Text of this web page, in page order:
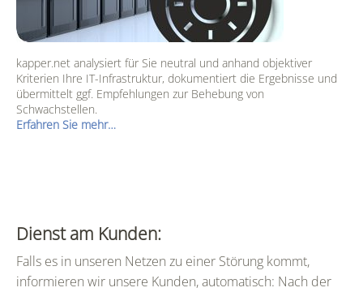
kapper.net analysiert für Sie neutral und anhand objektiver
Kriterien Ihre IT-Infrastruktur, dokumentiert die Ergebnisse und
übermittelt ggf. Empfehlungen zur Behebung von
Schwachstellen.
Erfahren Sie mehr…
Dienst am Kunden:
Falls es in unseren Netzen zu einer Störung kommt,
informieren wir unsere Kunden, automatisch: Nach der